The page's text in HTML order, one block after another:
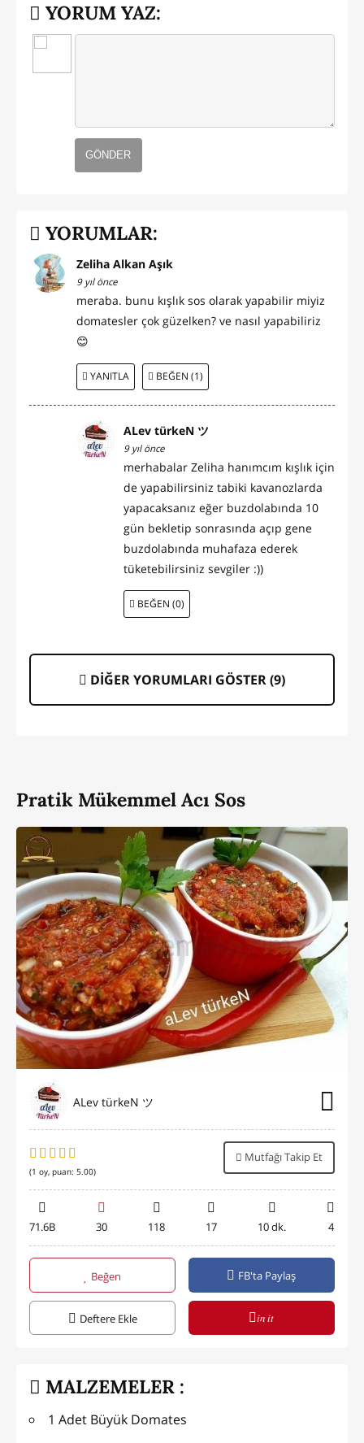
YORUM YAZ:
GÖNDER
YORUMLAR:
Zeliha Alkan Aşık
9 yıl önce
meraba. bunu kışlık sos olarak yapabilir miyiz
domatesler çok güzelken? ve nasıl yapabiliriz
😊
YANITLA BEĞEN (1)
ALev türkeN ツ
9 yıl önce
merhabalar Zeliha hanımcım kışlık için
de yapabilirsiniz tabiki kavanozlarda
yapacaksanız eğer buzdolabında 10
gün bekletip sonrasında açıp gene
buzdolabında muhafaza ederek
tüketebilirsiniz sevgiler :))
BEĞEN (0)
DİĞER YORUMLARI GÖSTER (9)
Pratik Mükemmel Acı Sos
ALev türkeN ツ
(1 oy, puan: 5.00)
Mutfağı Takip Et
71.6B 30 118 17 10 dk. 4
Beğen FB'ta Paylaş
Deftere Ekle in it
MALZEMELER :
1 Adet Büyük Domates